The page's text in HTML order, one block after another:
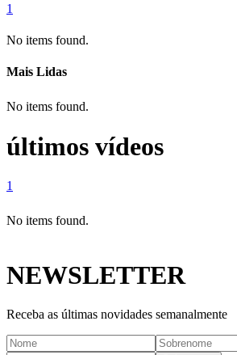
1
No items found.
Mais Lidas
No items found.
últimos vídeos
1
No items found.
NEWSLETTER
Receba as últimas novidades semanalmente